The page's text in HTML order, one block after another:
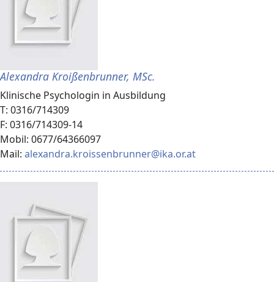
Alexandra Kroißenbrunner, MSc.
Klinische Psychologin in Ausbildung
T: 0316/714309
F: 0316/714309-14
Mobil: 0677/64366097
Mail: alexandra.kroissenbrunner@ika.or.at